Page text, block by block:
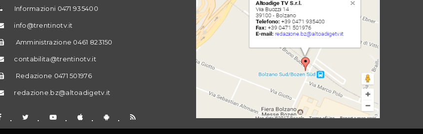
Informazioni 0471 935400
info@trentinotv.it
Amministrazione 0461 823150
contabilita@trentinotv.it
Redazione 0471 501976
redazione.bz@altoadigetv.it